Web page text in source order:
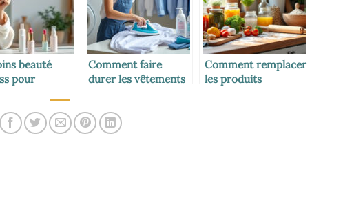
beauté
pour
Comment faire
durer les vêtements
Comment remplacer
les produits